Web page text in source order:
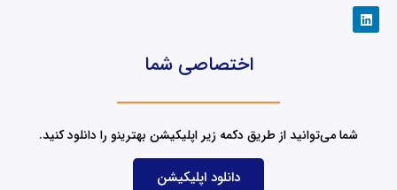
L
i
n
اختصاصی شما
شما می‌توانید از طریق دکمه زیر اپلیکیشن بهترینو را دانلود کنید.
دانلود اپلیکیشن